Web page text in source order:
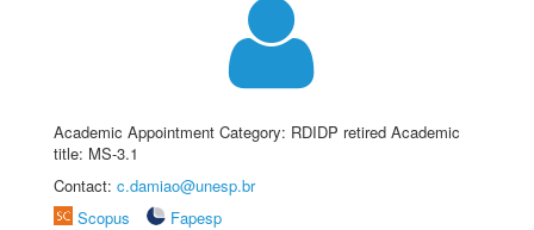
Academic Appointment Category: RDIDP retired Academic
title: MS-3.1
Contact: c.damiao@unesp.br
Scopus
Fapesp